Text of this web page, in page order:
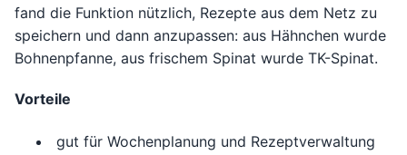
fand die Funktion nützlich, Rezepte aus dem Netz zu
speichern und dann anzupassen: aus Hähnchen wurde
Bohnenpfanne, aus frischem Spinat wurde TK-Spinat.
Vorteile
gut für Wochenplanung und Rezeptverwaltung